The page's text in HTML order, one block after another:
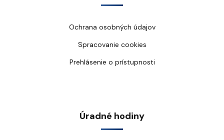
Ochrana osobných údajov
Spracovanie cookies
Prehlásenie o prístupnosti
Úradné hodiny